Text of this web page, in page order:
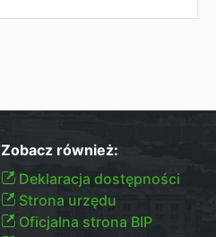
Zobacz również:
Deklaracja dostępności
Strona urzędu
Oficjalna strona BIP